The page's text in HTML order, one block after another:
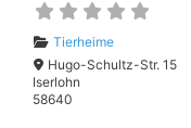
Tierheime
Hugo-Schultz-Str. 15
Iserlohn
58640